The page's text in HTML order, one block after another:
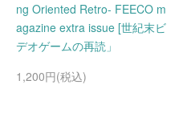
ng Oriented Retro- FEECO m
agazine extra issue [世紀末ビ
デオゲームの再読」
1,200円(税込)